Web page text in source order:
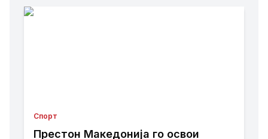
Спорт
Престон Македонија го освои